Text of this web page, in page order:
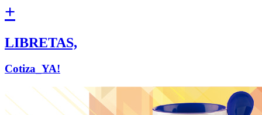
+
LIBRETAS,
Cotiza_YA!